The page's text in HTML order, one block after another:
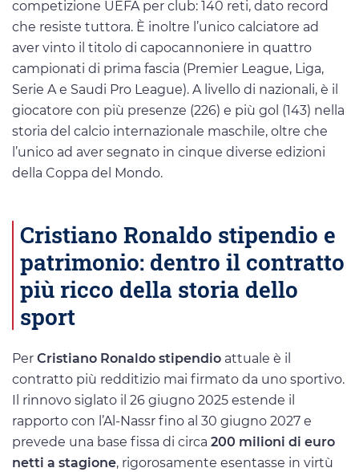
competizione UEFA per club: 140 reti, dato record
che resiste tuttora. È inoltre l’unico calciatore ad
aver vinto il titolo di capocannoniere in quattro
campionati di prima fascia (Premier League, Liga,
Serie A e Saudi Pro League). A livello di nazionali, è il
giocatore con più presenze (226) e più gol (143) nella
storia del calcio internazionale maschile, oltre che
l’unico ad aver segnato in cinque diverse edizioni
della Coppa del Mondo.
Cristiano Ronaldo stipendio e
patrimonio: dentro il contratto
più ricco della storia dello
sport
Per Cristiano Ronaldo stipendio attuale è il
contratto più redditizio mai firmato da uno sportivo.
Il rinnovo siglato il 26 giugno 2025 estende il
rapporto con l’Al-Nassr fino al 30 giugno 2027 e
prevede una base fissa di circa 200 milioni di euro
netti a stagione, rigorosamente esentasse in virtù